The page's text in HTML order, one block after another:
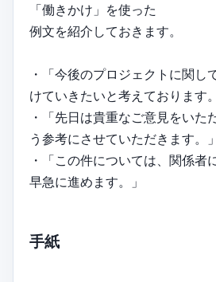
「働きかけ」を使った
例文を紹介しておきます。
・「今後のプロジェクトに関し
けていきたいと考えております
・「先日は貴重なご意見をいた
う参考にさせていただきます。」
・「この件については、関係者
早急に進めます。」
手紙